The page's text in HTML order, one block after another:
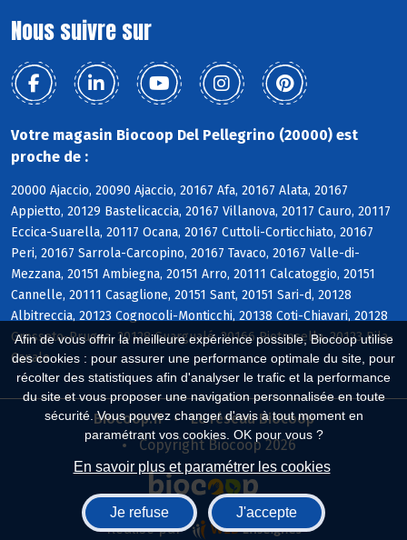
Afin de vous offrir la meilleure expérience possible, Biocoop utilise
des cookies : pour assurer une performance optimale du site, pour
récolter des statistiques afin d'analyser le trafic et la performance
du site et vous proposer une navigation personnalisée en toute
sécurité. Vous pouvez changer d'avis à tout moment en
paramétrant vos cookies. OK pour vous ?
En savoir plus et paramétrer les cookies
Je refuse J'accepte
Nous suivre sur
Votre magasin Biocoop Del Pellegrino (20000) est
proche de :
20000 Ajaccio, 20090 Ajaccio, 20167 Afa, 20167 Alata, 20167
Appietto, 20129 Bastelicaccia, 20167 Villanova, 20117 Cauro, 20117
Eccica-Suarella, 20117 Ocana, 20167 Cuttoli-Corticchiato, 20167
Peri, 20167 Sarrola-Carcopino, 20167 Tavaco, 20167 Valle-di-
Mezzana, 20151 Ambiegna, 20151 Arro, 20111 Calcatoggio, 20151
Cannelle, 20111 Casaglione, 20151 Sant, 20151 Sari-d, 20128
Albitreccia, 20123 Cognocoli-Monticchi, 20138 Coti-Chiavari, 20128
Grosseto-Prugna, 20128 Guargualé, 20166 Pietrosella, 20123 Pila-
Canale
Biocoop.fr
Le réseau Biocoop
Copyright Biocoop 2026
Réalisé par